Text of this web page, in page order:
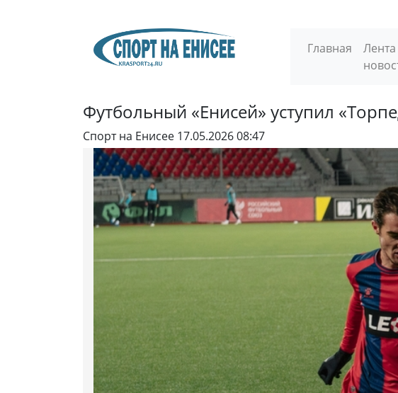
Главная
Лента
Футбольный «Енисей» уступил
Спорт на Енисее 17.05.2026 08:47